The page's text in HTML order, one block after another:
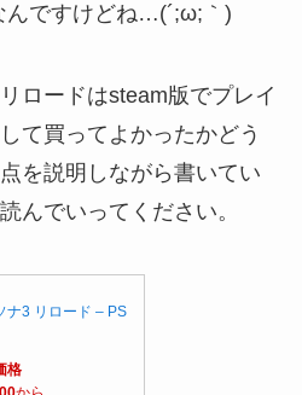
んですけどね…(´;ω;｀)
ロードはsteam版でプレイ
て買ってよかったかどう
を説明しながら書いてい
んでいってください。
ナ3 リロード – PS
格